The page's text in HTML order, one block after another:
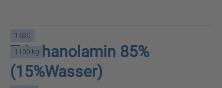
1 IBC
1100 kg
Triethanolamin 85%
(15%Wasser)